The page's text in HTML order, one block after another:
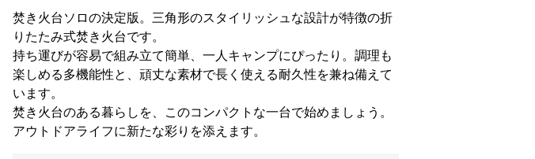
焚き火台ソロの決定版。三角形のスタイリッシュな設計が特徴の折
りたたみ式焚き火台です。
持ち運びが容易で組み立て簡単、一人キャンプにぴったり。調理も
楽しめる多機能性と、頑丈な素材で長く使える耐久性を兼ね備えて
います。
焚き火台のある暮らしを、このコンパクトな一台で始めましょう。
アウトドアライフに新たな彩りを添えます。